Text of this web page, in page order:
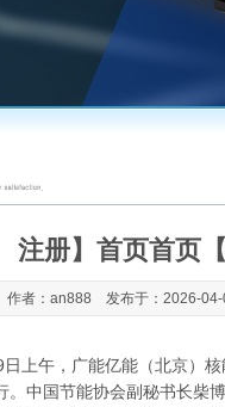
注册】首页首页
作者：an888 发布于：2026-
日上午，广能亿能（北京）
。中国节能协会副秘书长柴